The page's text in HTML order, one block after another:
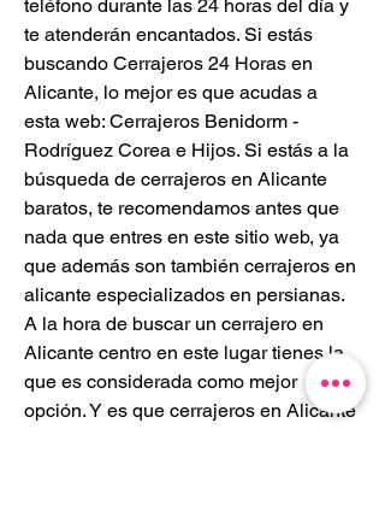
teléfono durante las 24 horas del día y
te atenderán encantados. Si estás
buscando Cerrajeros 24 Horas en
Alicante, lo mejor es que acudas a
esta web: Cerrajeros Benidorm -
Rodríguez Corea e Hijos. Si estás a la
búsqueda de cerrajeros en Alicante
baratos, te recomendamos antes que
nada que entres en este sitio web, ya
que además son también cerrajeros en
alicante especializados en persianas.
A la hora de buscar un cerrajero en
Alicante centro en este lugar tienes la
que es considerada como mejor
opción. Y es que cerrajeros en Alicante